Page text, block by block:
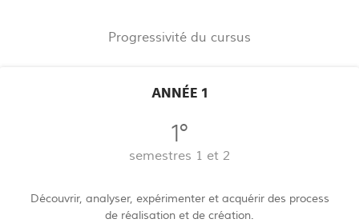
Progressivité du cursus
ANNÉE 1
1°
semestres 1 et 2
Découvrir, analyser, expérimenter et acquérir des process
de réalisation et de création.